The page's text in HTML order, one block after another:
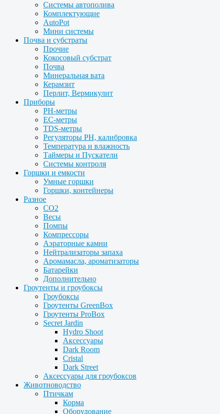
Системы автополива
Комплектующие
AutoPot
Мини системы
Почва и субстраты
Прочие
Кокосовый субстрат
Почва
Минеральная вата
Керамзит
Перлит, Вермикулит
Приборы
PH-метры
EC-метры
TDS-метры
Регуляторы PH, калибровка
Температура и влажность
Таймеры и Пускатели
Системы контроля
Горшки и емкости
Умные горшки
Горшки, контейнеры
Разное
CO2
Весы
Помпы
Компрессоры
Аэраторные камни
Нейтрализаторы запаха
Аромамасла, ароматизаторы
Батарейки
Дополнительно
Гроутенты и гроубоксы
Гроубоксы
Гроутенты GreenBox
Гроутенты ProBox
Secret Jardin
Hydro Shoot
Аксессуары
Dark Room
Cristal
Dark Street
Аксессуары для гроубоксов
Животноводство
Птичкам
Корма
Оборудование